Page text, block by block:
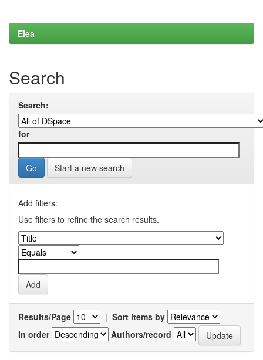
Elea
Search
Search:
for
Start a new search
Add filters:
Use filters to refine the search results.
Results/Page | Sort items by
In order
Authors/record